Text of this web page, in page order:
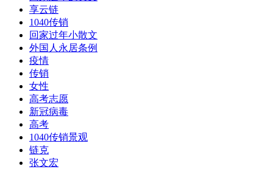
享云链
1040传销
回家过年小散文
外国人永居条例
疫情
传销
女性
高考志愿
新冠病毒
高考
1040传销景观
链克
张文宏